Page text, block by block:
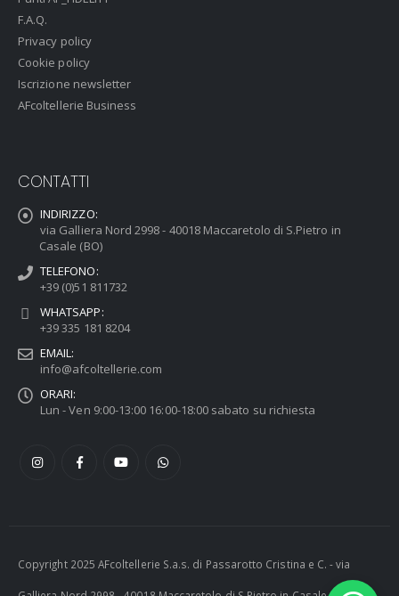
F.A.Q.
Privacy policy
Cookie policy
Iscrizione newsletter
AFcoltellerie Business
CONTATTI
INDIRIZZO:
via Galliera Nord 2998 - 40018 Maccaretolo di S.Pietro in
Casale (BO)
TELEFONO:
+39 (0)51 811732
WHATSAPP:
+39 335 181 8204
EMAIL:
info@afcoltellerie.com
ORARI:
Lun - Ven 9:00-13:00 16:00-18:00 sabato su richiesta
Copyright 2025 AFcoltellerie S.a.s. di Passarotto Cristina e C. - via